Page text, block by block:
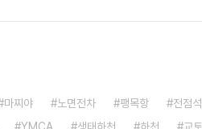
마찌야 노면전차 팽목항
전점석